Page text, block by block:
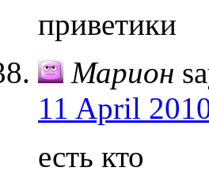
приветики
Марион
11 April
есть кто